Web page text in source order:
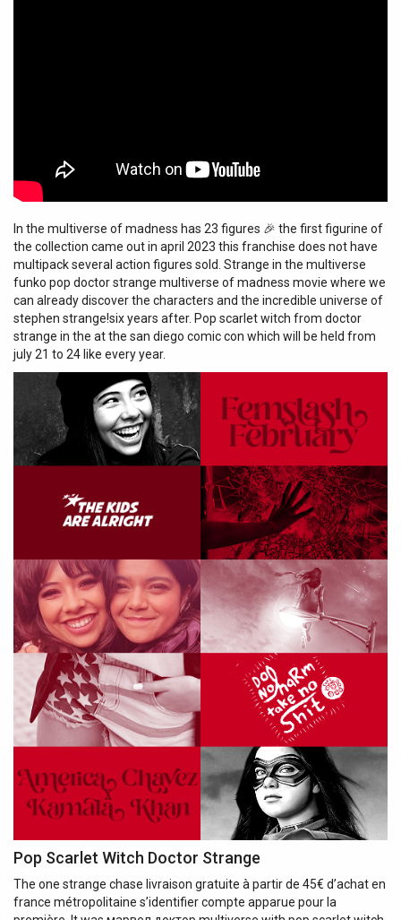
In the multiverse of madness has 23 figures 🎉 the first figurine of
the collection came out in april 2023 this franchise does not have
multipack several action figures sold. Strange in the multiverse
funko pop doctor strange multiverse of madness movie where we
can already discover the characters and the incredible universe of
stephen strange!six years after. Pop scarlet witch from doctor
strange in the at the san diego comic con which will be held from
july 21 to 24 like every year.
Pop Scarlet Witch Doctor Strange
The one strange chase livraison gratuite à partir de 45€ d’achat en
france métropolitaine s’identifier compte apparue pour la